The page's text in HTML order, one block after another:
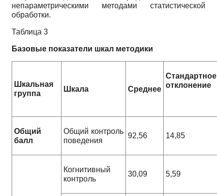
непараметрическими методами статистической
обработки.
Таблица 3
Базовые показатели шкал методики
Шкальная
группа
Шкала Среднее
Стандартное
отклонение
Общий
балл
Общий контроль
поведения
92,56 14,85
Когнитивный
контроль
30,09 5,59